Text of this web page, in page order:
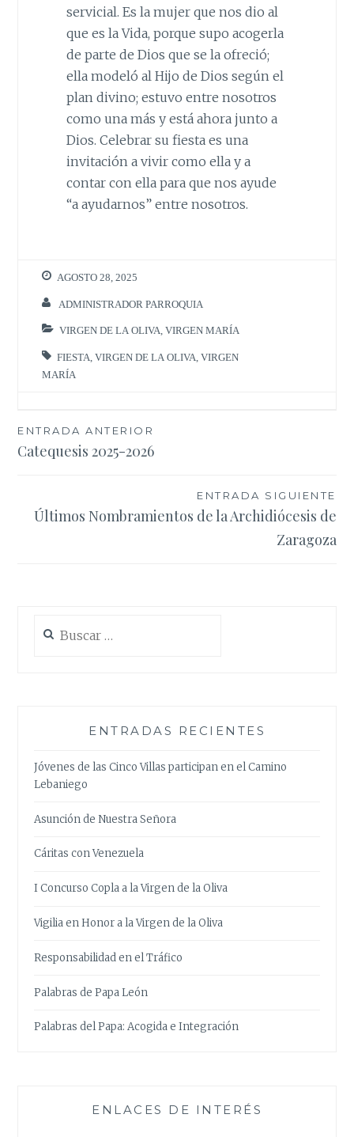
servicial. Es la mujer que nos dio al
que es la Vida, porque supo acogerla
de parte de Dios que se la ofreció;
ella modeló al Hijo de Dios según el
plan divino; estuvo entre nosotros
como una más y está ahora junto a
Dios. Celebrar su fiesta es una
invitación a vivir como ella y a
contar con ella para que nos ayude
“a ayudarnos” entre nosotros.
AGOSTO 28, 2025
ADMINISTRADOR PARROQUIA
VIRGEN DE LA OLIVA ,VIRGEN MARÍA
FIESTA ,VIRGEN DE LA OLIVA ,VIRGEN
MARÍA
Navegación
de
ENTRADA ANTERIOR
Catequesis 2025-2026
ENTRADA SIGUIENTE
Últimos Nombramientos de la Archidiócesis de
Zaragoza
ENTRADAS RECIENTES
Jóvenes de las Cinco Villas participan en el Camino
Lebaniego
Asunción de Nuestra Señora
Cáritas con Venezuela
I Concurso Copla a la Virgen de la Oliva
Vigilia en Honor a la Virgen de la Oliva
Responsabilidad en el Tráfico
Palabras de Papa León
Palabras del Papa: Acogida e Integración
ENLACES DE INTERÉS